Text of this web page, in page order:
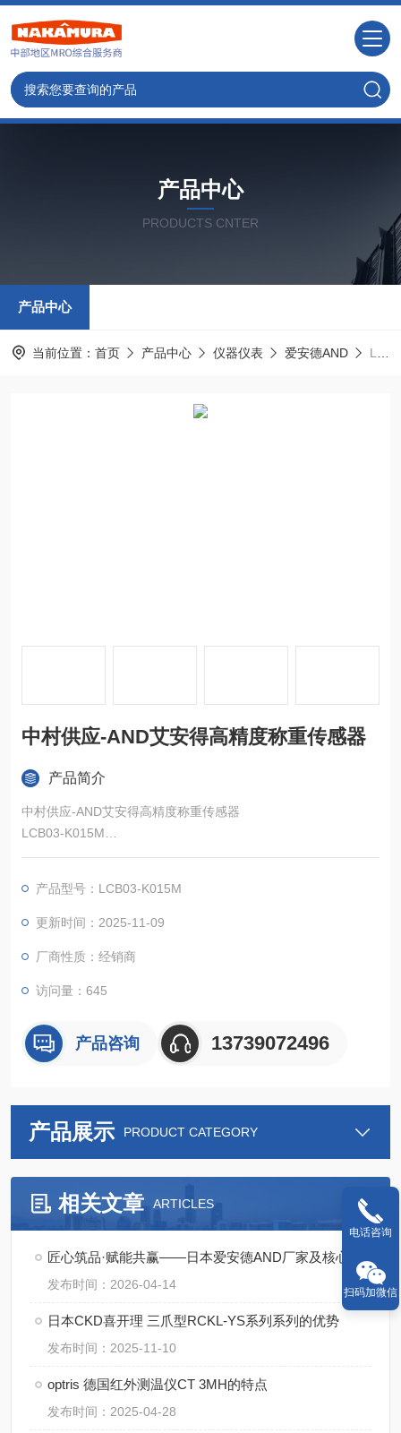
产品中心
PRODUCTS CNTER
产品中心
当前位置： 首页 产品中心 仪器仪表 爱安德AND LCB03-K015M中村供应-AND艾安得高精度称重传感器
中村供应-AND艾安得高精度称重传感器
产品简介
中村供应-AND艾安得高精度称重传感器
LCB03-K015M
对于拉伸和压缩
高性能、防潮处理、小型轻量型(四个角均可调节)易于系统集成
和平台秤等的生产，促进成本降低。
/平台秤
/检查秤
产品型号：LCB03-K015M
更新时间：2025-11-09
厂商性质：经销商
访问量：645
产品咨询 13739072496
产品展示 PRODUCT CATEGORY
相关文章 ARTICLES
发布时间：2026-04-14
日本CKD喜开理 三爪型RCKL-YS系列系列的优势
发布时间：2025-11-10
optris 德国红外测温仪CT 3MH的特点
发布时间：2025-04-28
电话咨询
扫码加微信